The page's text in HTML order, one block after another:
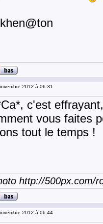
2012 à 06:31
c'est
vous faites
tout le temps !
http://500px.com/
2012 à 06:44